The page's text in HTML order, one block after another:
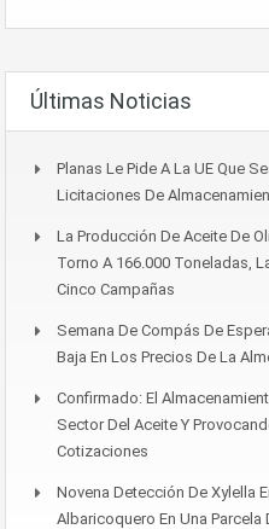
Últimas Noticias
Planas Le Pide A La UE Que
Licitaciones De
La Producción De Aceite De
Torno A 166.000 Toneladas,
Cinco Campañas
Semana De Compás De
Baja En Los Precios De La
Confirmado: El
Sector Del Aceite Y
Cotizaciones
Novena Detección De Xylella
Albaricoquero En Una Parcela